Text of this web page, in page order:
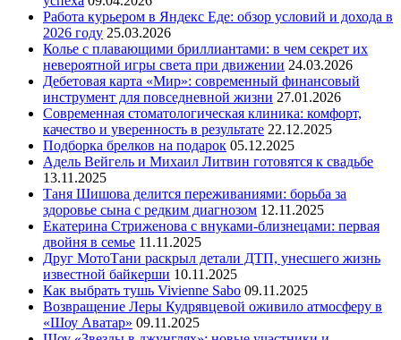
Работа курьером в Яндекс Еде: обзор условий и дохода в
2026 году 25.03.2026
Колье с плавающими бриллиантами: в чем секрет их
невероятной игры света при движении 24.03.2026
Дебетовая карта «Мир»: современный финансовый
инструмент для повседневной жизни 27.01.2026
Современная стоматологическая клиника: комфорт,
качество и уверенность в результате 22.12.2025
Подборка брелков на подарок 05.12.2025
Адель Вейгель и Михаил Литвин готовятся к свадьбе
13.11.2025
Таня Шишова делится переживаниями: борьба за
здоровье сына с редким диагнозом 12.11.2025
Екатерина Стриженова с внуками-близнецами: первая
двойня в семье 11.11.2025
Друг МотоТани раскрыл детали ДТП, унесшего жизнь
известной байкерши 10.11.2025
Как выбрать тушь Vivienne Sabo 09.11.2025
Возвращение Леры Кудрявцевой оживило атмосферу в
«Шоу Аватар» 09.11.2025